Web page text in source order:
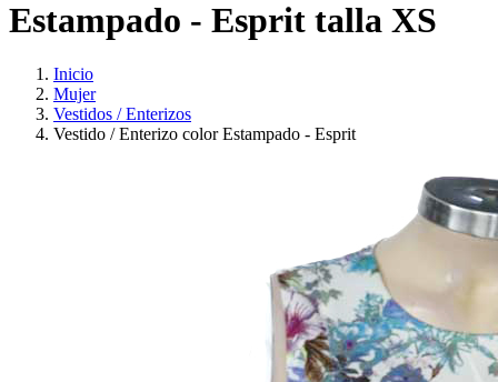
Estampado - Esprit talla XS
Inicio
Mujer
Vestidos / Enterizos
Vestido / Enterizo color Estampado - Esprit